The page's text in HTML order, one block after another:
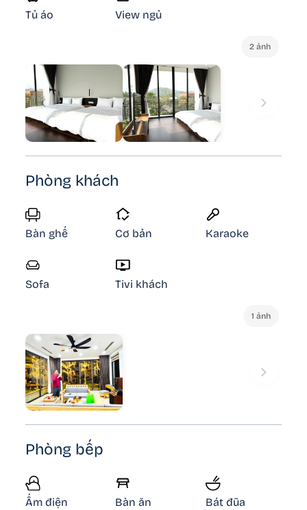
Tủ áo View ngủ
2 ảnh
Phòng khách
Bàn ghế Cơ bản Karaoke
Sofa Tivi khách
1 ảnh
Phòng bếp
Ấm điện Bàn ăn Bát đũa